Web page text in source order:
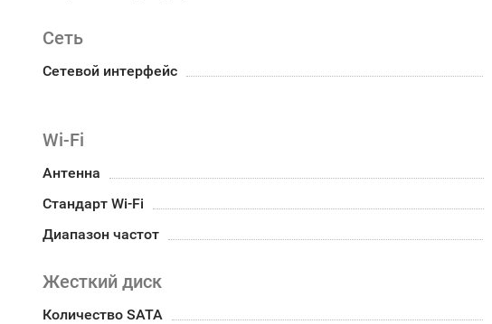
Сеть
Сетевой интерфейс
Wi-Fi
Антенна
Стандарт Wi-Fi
Диапазон частот
Жесткий диск
Количество SATA